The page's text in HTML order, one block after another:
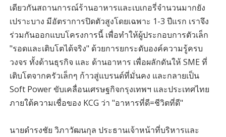
เดียวกันสถานการณ์ร้านอาหารและเบเกอรี่จำนวนมากยัง
เปราะบาง มีอัตราการปิดตัวสูงโดยเฉพาะ 1-3 ปีแรก เราจึง
ร่วมกันออกแบบโครงการนี้ เพื่อทำให้ผู้ประกอบการตัวเล็ก
"รอดและเติบโตได้จริง" ด้วยการยกระดับองค์ความรู้ครบ
วงจร ทั้งด้านธุรกิจ และ ด้านอาหาร เพื่อผลักดันให้ SME ที่
เติบโตจากครัวเล็กๆ ก้าวสู่แบรนด์ที่มั่นคง และกลายเป็น
Soft Power ขับเคลื่อนเศรษฐกิจกรุงเทพฯ และประเทศไทย
ภายใต้ความเชื่อของ KCG ว่า "อาหารที่ดี=ชีวิตที่ดี"
นายดำรงชัย วิภาวัฒนกุล ประธานเจ้าหน้าที่บริหารและ